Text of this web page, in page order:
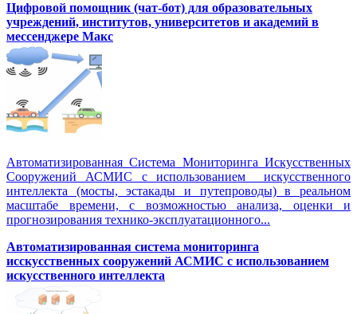
Цифровой помощник (чат-бот) для образовательных
учреждений, институтов, университетов и академий в
мессенджере Макс
Автоматизированная Система Мониторинга Искусственных
Сооружений АСМИС с использованием искусственного
интеллекта (мосты, эстакады и путепроводы) в реальном
масштабе времени, с возможностью анализа, оценки и
прогнозирования технико-эксплуатационного...
Автоматизированная система мониторинга
исскусственных сооружений АСМИС с использованием
искусственного интеллекта